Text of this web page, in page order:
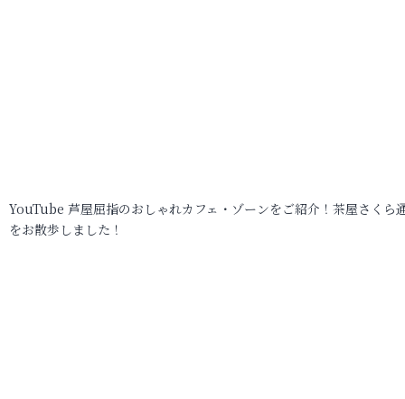
YouTube 芦屋屈指のおしゃれカフェ・ゾーンをご紹介！茶屋さくら
をお散歩しました！